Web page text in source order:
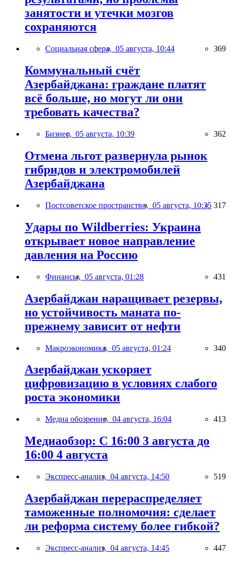
занятости и утечки мозгов
сохраняются
Социальная сфера, 05 августа, 10:44 369
Коммунальный счёт
Азербайджана: граждане платят
всё больше, но могут ли они
требовать качества?
Бизнес, 05 августа, 10:39 362
Отмена льгот развернула рынок
гибридов и электромобилей
Азербайджана
Постсоветское пространство, 05 августа, 10:35 317
Удары по Wildberries: Украина
открывает новое направление
давления на Россию
Финансы, 05 августа, 01:28 431
Азербайджан наращивает резервы,
но устойчивость маната по-
прежнему зависит от нефти
Макроэкономика, 05 августа, 01:24 340
Азербайджан ускоряет
цифровизацию в условиях слабого
роста экономики
Медиа обозрение, 04 августа, 16:04 413
Медиаобзор: С 16:00 3 августа до
16:00 4 августа
Экспресс-анализ, 04 августа, 14:50 519
Азербайджан перераспределяет
таможенные полномочия: сделает
ли реформа систему более гибкой?
Экспресс-анализ, 04 августа, 14:45 447